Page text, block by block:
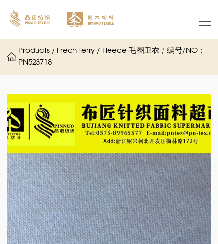
Products / Frech terry / Fleece 毛圈卫衣 / 编号/NO：
PN523718